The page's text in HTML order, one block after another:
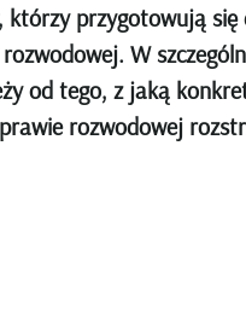
przygotowują
W
od tego, z jaką
rozwodowej